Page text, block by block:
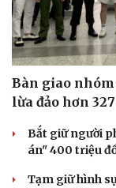
Bàn giao
lừa đảo hơn
Bắt giữ người
án" 400 triệu
Tạm giữ hình